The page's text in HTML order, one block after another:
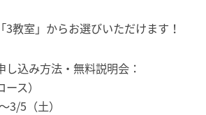
教室」からお選びいただけます！
込み方法・無料説明会：
ス）
3/5（土）